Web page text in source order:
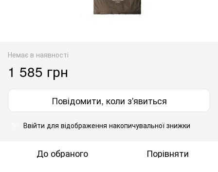
Немає в наявності
1 585 грн
Повідомити, коли з'явиться
Ввійти для відображення накопичувальної знижки
До обраного Порівняти